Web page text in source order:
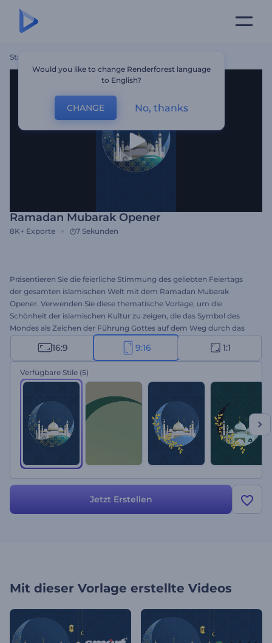
Startseite
Ramadan Mubarak Opener
8K+ Exporte 7 Sekunden
Präsentieren Sie die feierliche Stimmung des geliebten Feiertags
der gesamten islamischen Welt mit dem Ramadan Mubarak
Opener. Verwenden Sie diese thematische Vorlage, um die
Schönheit der islamischen Kultur zu zeigen, die das Symbol des
Mondes als Zeichen der Führung Gottes auf dem Weg durch das
Leben enthält. Laden Sie einfach Ihr Logo hoch, fügen Sie eine
Überschrift hinzu, wählen Sie die Farbkombination und machen Sie
sich bereit, Ihr Publikum in wenigen Minuten zu begeistern. Die
ideale Wahl für Urlaubsanregungen, Grüße,
vieles mehr. Wecken Sie die Aufmerksamkeit Ihrer Zielgruppe mit
diesem Intro. Einfach mal ausprobieren!
16:9 9:16 1:1
Verfügbare Stile (5)
Jetzt Erstellen
Mit dieser Vorlage erstellte Videos
Would you like to change Renderforest language
to English?
CHANGE No, thanks